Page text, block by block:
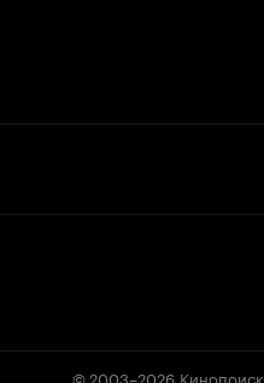
© 2003–2026 Кинопоиск